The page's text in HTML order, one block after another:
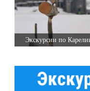
Экскурсии по